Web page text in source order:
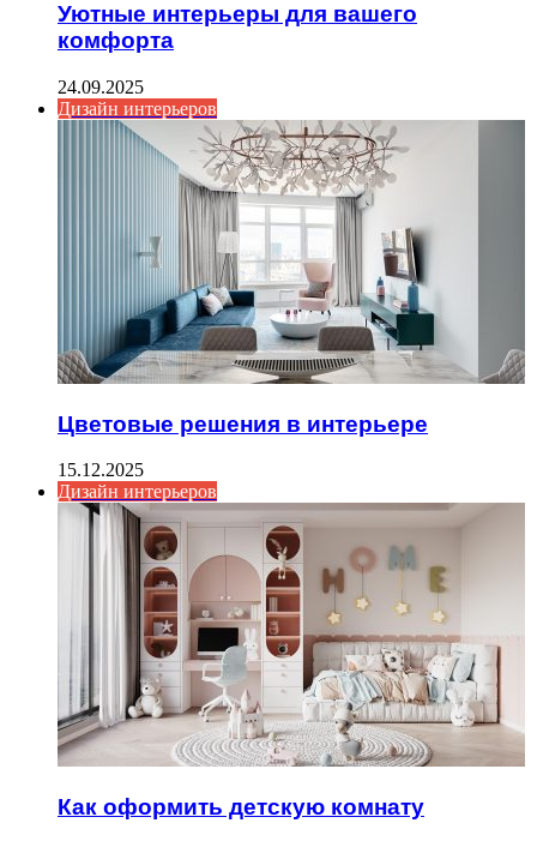
Уютные интерьеры для вашего
комфорта
24.09.2025
Дизайн интерьеров
Цветовые решения в интерьере
15.12.2025
Дизайн интерьеров
Как оформить детскую комнату